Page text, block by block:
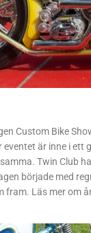
Custom Bike
eventet är inne i
Twin Club
började med
fram. Läs mer om